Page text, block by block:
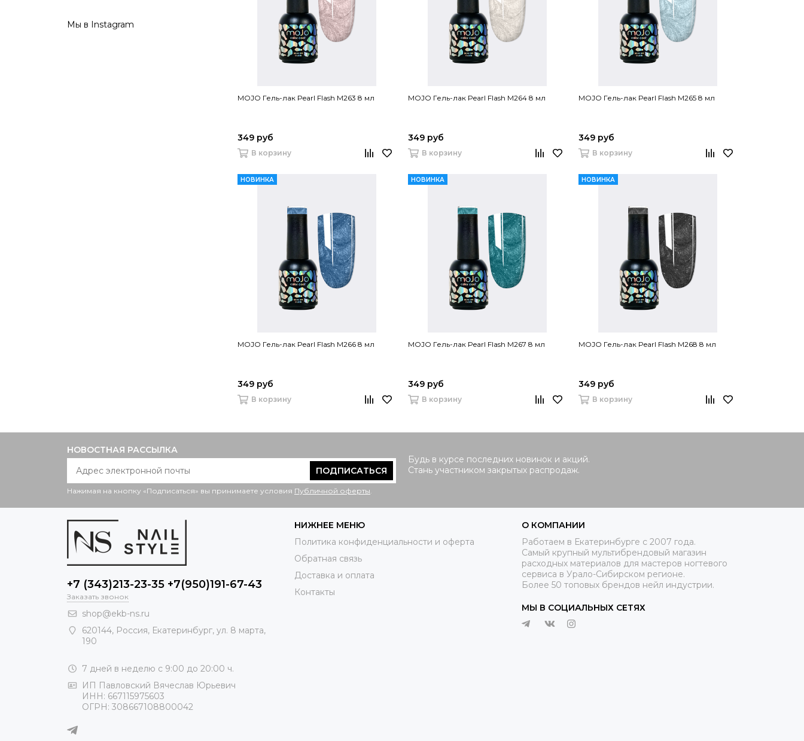
Мы в Instagram
MOJO Гель-лак Pearl Flash M263 8 мл
349 руб
В корзину
MOJO Гель-лак Pearl Flash M264 8 мл
349 руб
В корзину
MOJO Гель-лак Pearl Flash M265 8 мл
349 руб
В корзину
НОВИНКА
MOJO Гель-лак Pearl Flash M266 8 мл
349 руб
В корзину
НОВИНКА
MOJO Гель-лак Pearl Flash M267 8 мл
349 руб
В корзину
НОВИНКА
MOJO Гель-лак Pearl Flash M268 8 мл
349 руб
В корзину
НОВОСТНАЯ РАССЫЛКА
ПОДПИСАТЬСЯ
Нажимая на кнопку «Подписаться» вы принимаете условия Публичной оферты.
Будь в курсе последних новинок и акций.
Стань участником закрытых распродаж.
+7 (343)213-23-35 +7(950)191-67-43
Заказать звонок
shop@ekb-ns.ru
620144, Россия, Екатеринбург, ул. 8 марта,
190
7 дней в неделю с 9:00 до 20:00 ч.
ИП Павловский Вячеслав Юрьевич
ИНН: 667115975603
ОГРН: 308667108800042
НИЖНЕЕ МЕНЮ
Политика конфиденциальности и оферта
Обратная связь
Доставка и оплата
Контакты
О КОМПАНИИ
Работаем в Екатеринбурге с 2007 года.
Самый крупный мультибрендовый магазин
расходных материалов для мастеров ногтевого
сервиса в Урало-Сибирском регионе.
Более 50 топовых брендов нейл индустрии.
МЫ В СОЦИАЛЬНЫХ СЕТЯХ